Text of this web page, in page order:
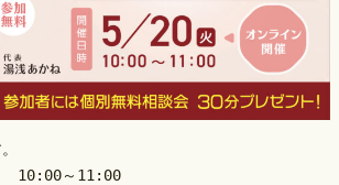
10:00～11:00